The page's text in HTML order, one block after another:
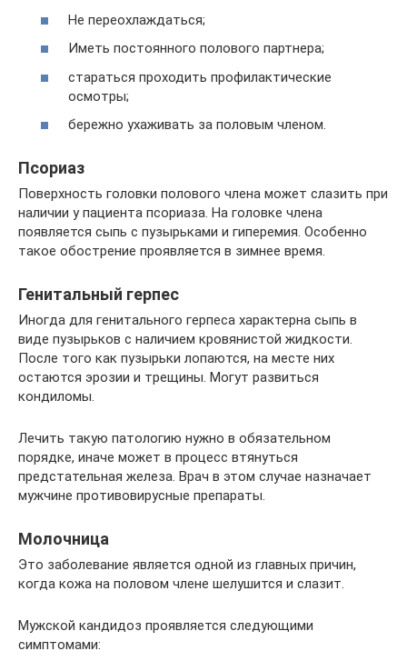
Не переохлаждаться;
Иметь постоянного полового партнера;
стараться проходить профилактические
осмотры;
бережно ухаживать за половым членом.
Псориаз
Поверхность головки полового члена может слазить при
наличии у пациента псориаза. На головке члена
появляется сыпь с пузырьками и гиперемия. Особенно
такое обострение проявляется в зимнее время.
Генитальный герпес
Иногда для генитального герпеса характерна сыпь в
виде пузырьков с наличием кровянистой жидкости.
После того как пузырьки лопаются, на месте них
остаются эрозии и трещины. Могут развиться
кондиломы.
Лечить такую патологию нужно в обязательном
порядке, иначе может в процесс втянуться
предстательная железа. Врач в этом случае назначает
мужчине противовирусные препараты.
Молочница
Это заболевание является одной из главных причин,
когда кожа на половом члене шелушится и слазит.
Мужской кандидоз проявляется следующими
симптомами: